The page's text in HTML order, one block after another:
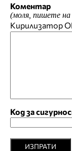
Коментар
(моля, пишете на
Кирилизатор
Код за
ИЗПРАТИ